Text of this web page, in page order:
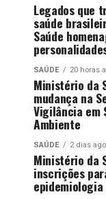
Legados que
saúde
Saúde
SAÚDE 20 horas
Ministério da
mudança na
Vigilância em
Ambiente
SAÚDE 2 dias ago
Ministério da
inscrições